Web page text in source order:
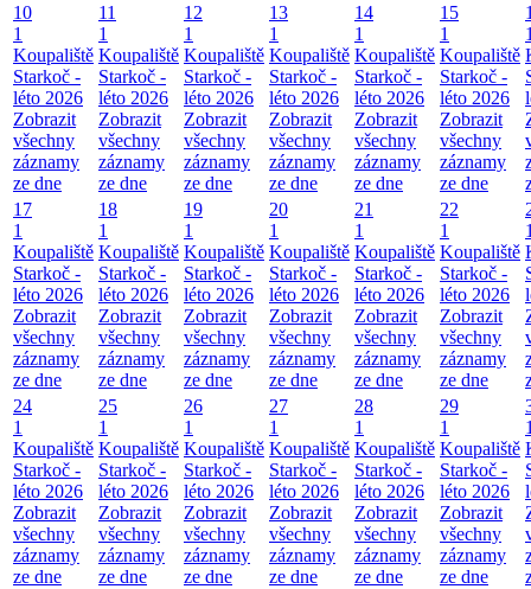
10
1
Koupaliště
Starkoč -
léto 2026
Zobrazit
všechny
záznamy
ze dne
11
1
Koupaliště
Starkoč -
léto 2026
Zobrazit
všechny
záznamy
ze dne
12
1
Koupaliště
Starkoč -
léto 2026
Zobrazit
všechny
záznamy
ze dne
13
1
Koupaliště
Starkoč -
léto 2026
Zobrazit
všechny
záznamy
ze dne
14
1
Koupaliště
Starkoč -
léto 2026
Zobrazit
všechny
záznamy
ze dne
15
1
Koupaliště
Starkoč -
léto 2026
Zobrazit
všechny
záznamy
ze dne
17
1
Koupaliště
Starkoč -
léto 2026
Zobrazit
všechny
záznamy
ze dne
18
1
Koupaliště
Starkoč -
léto 2026
Zobrazit
všechny
záznamy
ze dne
19
1
Koupaliště
Starkoč -
léto 2026
Zobrazit
všechny
záznamy
ze dne
20
1
Koupaliště
Starkoč -
léto 2026
Zobrazit
všechny
záznamy
ze dne
21
1
Koupaliště
Starkoč -
léto 2026
Zobrazit
všechny
záznamy
ze dne
22
1
Koupaliště
Starkoč -
léto 2026
Zobrazit
všechny
záznamy
ze dne
24
1
Koupaliště
Starkoč -
léto 2026
Zobrazit
všechny
záznamy
ze dne
25
1
Koupaliště
Starkoč -
léto 2026
Zobrazit
všechny
záznamy
ze dne
26
1
Koupaliště
Starkoč -
léto 2026
Zobrazit
všechny
záznamy
ze dne
27
1
Koupaliště
Starkoč -
léto 2026
Zobrazit
všechny
záznamy
ze dne
28
1
Koupaliště
Starkoč -
léto 2026
Zobrazit
všechny
záznamy
ze dne
29
1
Koupaliště
Starkoč -
léto 2026
Zobrazit
všechny
záznamy
ze dne